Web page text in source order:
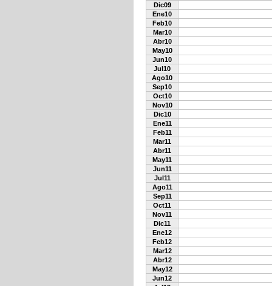
Dic09
Ene10
Feb10
Mar10
Abr10
May10
Jun10
Jul10
Ago10
Sep10
Oct10
Nov10
Dic10
Ene11
Feb11
Mar11
Abr11
May11
Jun11
Jul11
Ago11
Sep11
Oct11
Nov11
Dic11
Ene12
Feb12
Mar12
Abr12
May12
Jun12